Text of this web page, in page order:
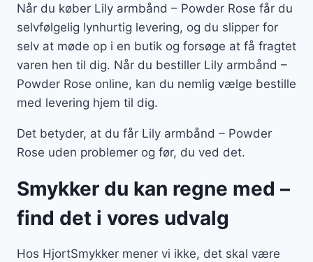
Når du køber Lily armbånd – Powder Rose får du
selvfølgelig lynhurtig levering, og du slipper for
selv at møde op i en butik og forsøge at få fragtet
varen hen til dig. Når du bestiller Lily armbånd –
Powder Rose online, kan du nemlig vælge bestille
med levering hjem til dig.
Det betyder, at du får Lily armbånd – Powder
Rose uden problemer og før, du ved det.
Smykker du kan regne med –
find det i vores udvalg
Hos HjortSmykker mener vi ikke, det skal være